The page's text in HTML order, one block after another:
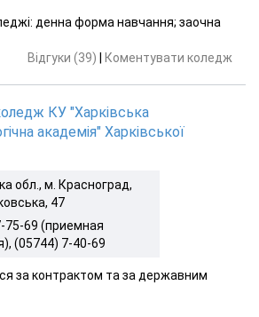
денна форма навчання; заочна
Відгуки (39)
Коментувати коледж
КУ "Харківська
академія" Харківської
обл., м. Красноград,
47
75-69 (приемная
(05744) 7-40-69
за контрактом та за державним